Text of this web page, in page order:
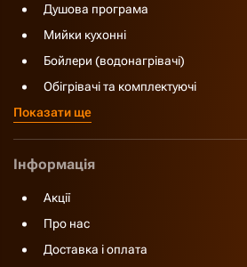
Душова програма
Мийки кухонні
Бойлери (водонагрівачі)
Обігрівачі та комплектуючі
Показати ще
Інформація
Акції
Про нас
Доставка і оплата